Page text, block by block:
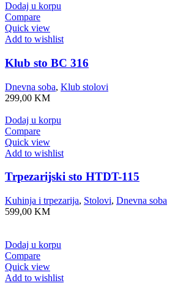
Dodaj u korpu
Compare
Quick view
Add to wishlist
Klub sto BC 316
Dnevna soba, Klub stolovi
299,00 KM
Dodaj u korpu
Compare
Quick view
Add to wishlist
Trpezarijski sto HTDT-115
Kuhinja i trpezarija, Stolovi, Dnevna soba
599,00 KM
Dodaj u korpu
Compare
Quick view
Add to wishlist